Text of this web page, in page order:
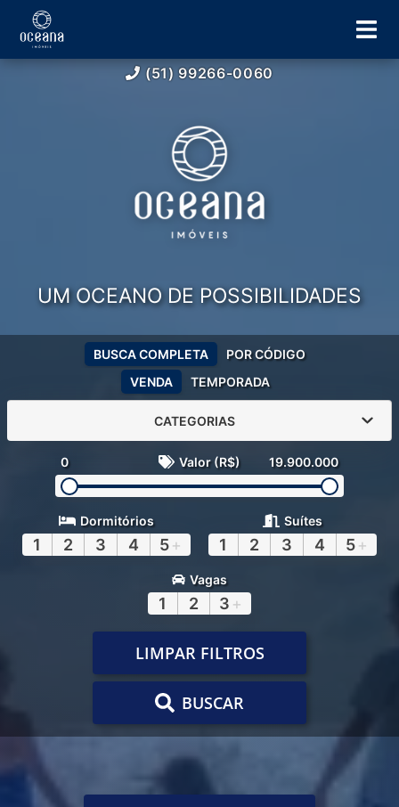
(51) 99266-0060
UM OCEANO DE POSSIBILIDADES
VENDA TEMPORADA
BUSCA COMPLETA POR CÓDIGO
CATEGORIAS
0 Valor (R$) 19.900.000
Dormitórios
1 2 3 4 5+
Suítes
1 2 3 4 5+
Vagas
1 2 3 +
LIMPAR FILTROS
BUSCAR